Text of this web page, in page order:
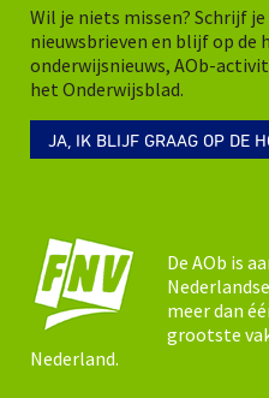
Wil je niets missen? Schrijf
nieuwsbrieven en blijf op de
onderwijsnieuws, AOb-
het Onderwijsblad.
JA, IK BLIJF GRAAG OP DE
De AOb is
meer dan
grootste
Nederland.